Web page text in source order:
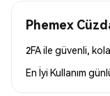
Phemex
2FA ile güvenli,
En İyi Kullanım